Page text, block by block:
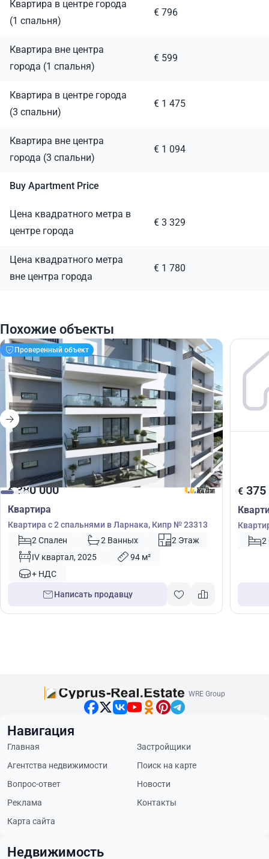
Квартира в центре города
(1 спальня)
€ 796
Квартира вне центра
города (1 спальня)
€ 599
Квартира в центре города
(3 спальни)
€ 1 475
Квартира вне центра
города (3 спальни)
€ 1 094
Buy Apartment Price
Цена квадратного метра в
центре города
€ 3 329
Цена квадратного метра
вне центра города
€ 1 780
Похожие объекты
Проверенный объект
€380 000
Квартира
Квартира с 2 спальнями в Ларнака, Кипр № 23313
2 Спален
2 Ванных
2 Этаж
IV квартал, 2025
94 м²
+ НДС
Написать продавцу
€ 375
2
WRE Group
Навигация
Главная
Застройщики
Агентства недвижимости
Поиск на карте
Вопрос-ответ
Новости
Реклама
Контакты
Карта сайта
Недвижимость